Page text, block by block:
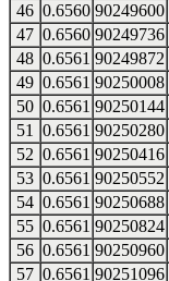
46 0.6560 90249600
47 0.6560 90249736
48 0.6561 90249872
49 0.6561 90250008
50 0.6561 90250144
51
0.6561 90250280
52 0.6561 90250416
53 0.6561 90250552
54 0.6561 90250688
55 0.6561 90250824
56 0.6561 90250960
57 0.6561 90251096